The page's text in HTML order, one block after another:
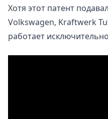
Хотя этот патент
Volkswagen, Kraftwerk
работает